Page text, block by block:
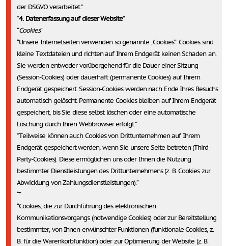
der DSGVO verarbeitet.
4. Datenerfassung auf dieser Website
Cookies
Unsere Internetseiten verwenden so genannte „Cookies“. Cookies sind
kleine Textdateien und richten auf Ihrem Endgerät keinen Schaden an.
Sie werden entweder vorübergehend für die Dauer einer Sitzung
(Session-Cookies) oder dauerhaft (permanente Cookies) auf Ihrem
Endgerät gespeichert. Session-Cookies werden nach Ende Ihres Besuchs
automatisch gelöscht. Permanente Cookies bleiben auf Ihrem Endgerät
gespeichert, bis Sie diese selbst löschen oder eine automatische
Löschung durch Ihren Webbrowser erfolgt.
Teilweise können auch Cookies von Drittunternehmen auf Ihrem
Endgerät gespeichert werden, wenn Sie unsere Seite betreten (Third-
Party-Cookies). Diese ermöglichen uns oder Ihnen die Nutzung
bestimmter Dienstleistungen des Drittunternehmens (z. B. Cookies zur
Abwicklung von Zahlungsdienstleistungen).
Cookies, die zur Durchführung des elektronischen
Kommunikationsvorgangs (notwendige Cookies) oder zur Bereitstellung
bestimmter, von Ihnen erwünschter Funktionen (funktionale Cookies, z.
B. für die Warenkorbfunktion) oder zur Optimierung der Website (z. B.